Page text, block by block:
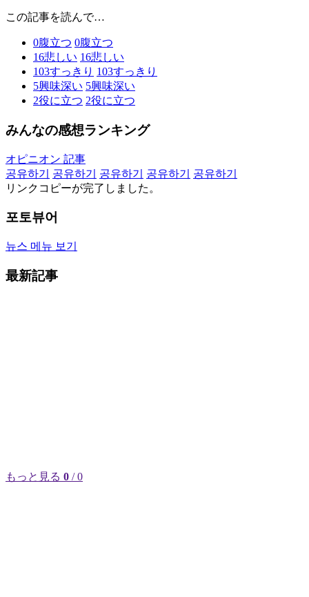
この記事を読んで…
0腹立つ 0腹立つ
16悲しい 16悲しい
103すっきり 103すっきり
5興味深い 5興味深い
2役に立つ 2役に立つ
みんなの感想ランキング
オピニオン 記事
공유하기
공유하기 공유하기 공유하기
공유하기
リンクコピーが完了しました。
포토뷰어
뉴스 메뉴 보기
最新記事
もっと見る 0 / 0